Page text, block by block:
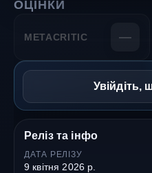
ОЦІНКИ
METACRITIC —
Увійдіть,
Реліз та інфо
ДАТА РЕЛІЗУ
9 квітня 2026 р.